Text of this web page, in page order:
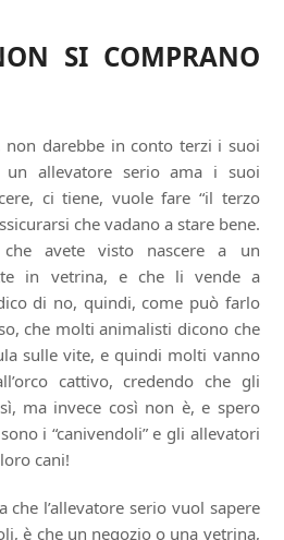
SI COMPRANO
darebbe in conto terzi i suoi
un allevatore serio ama i suoi
ci tiene, vuole fare “il terzo
che vadano a stare bene.
avete visto nascere a un
in vetrina, e che li vende a
di no, quindi, come può farlo
che molti animalisti dicono che
sulle vite, e quindi molti vanno
cattivo, credendo che gli
ma invece così non è, e spero
i “canivendoli” e gli allevatori
cani!
l’allevatore serio vuol sapere
è che un negozio o una vetrina,